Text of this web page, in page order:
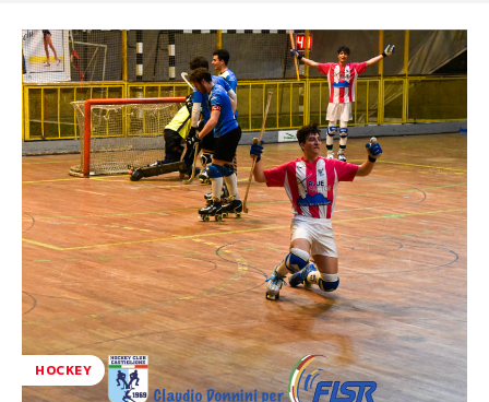
HOCKEY